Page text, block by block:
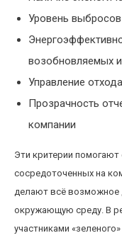
Уровень
возобновляемых
Управление
Прозрачность
компании
Эти критерии
сосредоточенных на
делают всё возможное
окружающую среду. В
участниками